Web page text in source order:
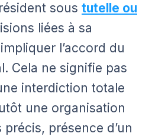
sous tutelle ou
liées à sa
l’accord du
Cela ne signifie pas
interdiction totale
une organisation
présence d’un